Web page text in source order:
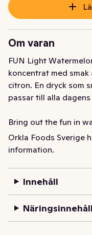
Om varan
FUN Light
koncentrat med
citron. En dryck som
passar till alla
Bring out the fun in
10 liter sockerfri
eller kolsyrat vatten.
FUN Light - den utan
noll kalorier.
naturliga färgämnen
att panta. Förvara
produktens
Orkla Foods Sverige
information.
Innehåll
Näringsinnehåll